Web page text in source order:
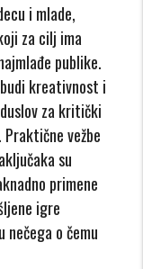
i mlade,
za cilj ima
publike.
kreativnost i
za kritički
vežbe
su
primene
igre
o čemu